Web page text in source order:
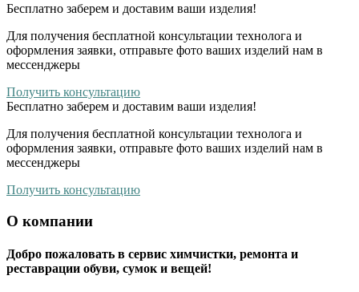
Бесплатно заберем и доставим ваши изделия!
Для получения бесплатной консультации технолога и
оформления заявки, отправьте фото ваших изделий нам в
мессенджеры
Получить консультацию
Бесплатно заберем и доставим ваши изделия!
Для получения бесплатной консультации технолога и
оформления заявки, отправьте фото ваших изделий нам в
мессенджеры
Получить консультацию
О компании
Добро пожаловать в сервис химчистки, ремонта и
реставрации обуви, сумок и вещей!